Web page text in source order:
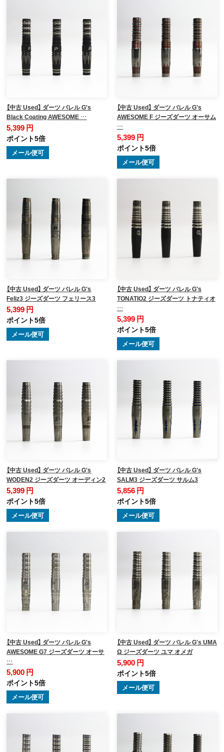
【中古 Used】 ダーツ バレル G's
Black Coating AWESOME …
5,399 円
ポイント5倍
メール便可
【中古 Used】 ダーツ バレル G's
AWESOME F ジーズダーツ オーサム
…
5,399 円
ポイント5倍
メール便可
【中古 Used】 ダーツ バレル G's
Feliz3 ジーズダーツ フェリース3
5,399 円
ポイント5倍
メール便可
【中古 Used】 ダーツ バレル G's
TONATIO2 ジーズダーツ トナティオ
…
5,399 円
ポイント5倍
メール便可
【中古 Used】 ダーツ バレル G's
WODEN2 ジーズダーツ オーディン2
5,399 円
ポイント5倍
メール便可
【中古 Used】 ダーツ バレル G's
SALM3 ジーズダーツ サルム3
5,856 円
ポイント5倍
メール便可
【中古 Used】 ダーツ バレル G's
AWESOME G7 ジーズダーツ オーサ
…
5,900 円
ポイント5倍
メール便可
【中古 Used】 ダーツ バレル G's UMA
Ω ジーズダーツ ユマ オメガ
5,900 円
ポイント5倍
メール便可